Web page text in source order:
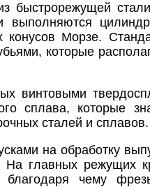
быстрорежущей
выполняются
Морзе.
которые
винтовыми
сплава, которые
сталей и сплавов.
на обработку
главных режущих
благодаря чему